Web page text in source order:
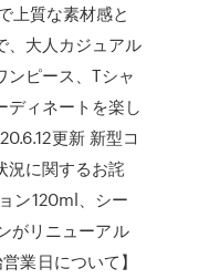
上質な素材感と
、大人カジュアル
ンピース、Tシャ
ディネートを楽し
更新 新型コ
況に関するお詫
ン120ml、シー
がリニューアル
業日について】